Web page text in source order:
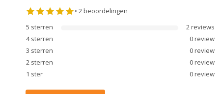
• 2beoordelingen
5 sterren 2reviews
4 sterren 0review
3 sterren 0review
2 sterren 0review
1 ster 0review